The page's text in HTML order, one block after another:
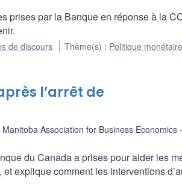
prises par la Banque en réponse à la
de discours Thème(s) : Politique monétaire
l’arrêt de
Association for Business Economics
du Canada a prises pour aider les
explique comment les interventions